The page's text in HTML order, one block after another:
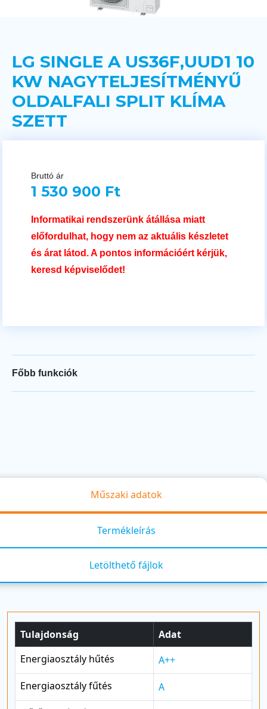
LG SINGLE A US36F,UUD1 10
KW NAGYTELJESÍTMÉNYŰ
OLDALFALI SPLIT KLÍMA
SZETT
Bruttó ár
1 530 900 Ft
Informatikai rendszerünk átállása miatt
előfordulhat, hogy nem az aktuális készletet
és árat látod. A pontos információért kérjük,
keresd képviselődet!
Főbb funkciók
Műszaki adatok
Termékleírás
Letölthető fájlok
Tulajdonság
Adat
Energiaosztály hűtés
A++
Energiaosztály fűtés
A